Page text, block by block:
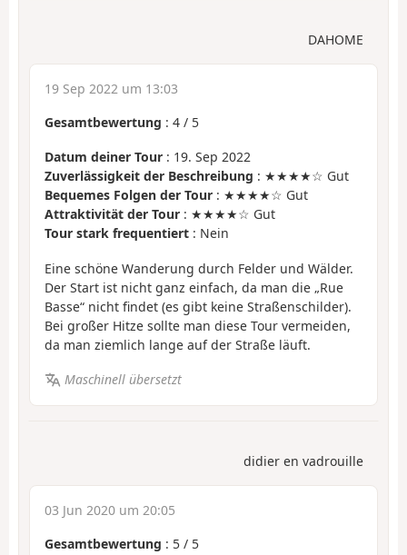
DAHOME
19 Sep 2022 um 13:03
Gesamtbewertung : 4 / 5
Datum deiner Tour : 19. Sep 2022
Zuverlässigkeit der Beschreibung : ★★★★☆ Gut
Bequemes Folgen der Tour : ★★★★☆ Gut
Attraktivität der Tour : ★★★★☆ Gut
Tour stark frequentiert : Nein
Eine schöne Wanderung durch Felder und Wälder.
Der Start ist nicht ganz einfach, da man die „Rue
Basse“ nicht findet (es gibt keine Straßenschilder).
Bei großer Hitze sollte man diese Tour vermeiden,
da man ziemlich lange auf der Straße läuft.
Maschinell übersetzt
didier en vadrouille
03 Jun 2020 um 20:05
Gesamtbewertung : 5 / 5